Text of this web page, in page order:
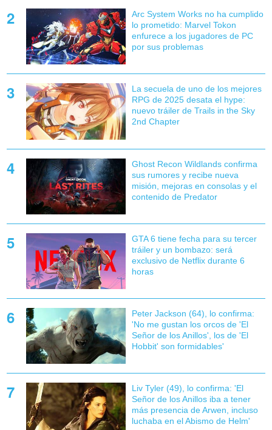
Arc System Works no ha cumplido
lo prometido: Marvel Tokon
enfurece a los jugadores de PC
por sus problemas
La secuela de uno de los mejores
RPG de 2025 desata el hype:
nuevo tráiler de Trails in the Sky
2nd Chapter
Ghost Recon Wildlands confirma
sus rumores y recibe nueva
misión, mejoras en consolas y el
contenido de Predator
GTA 6 tiene fecha para su tercer
tráiler y un bombazo: será
exclusivo de Netflix durante 6
horas
Peter Jackson (64), lo confirma:
'No me gustan los orcos de 'El
Señor de los Anillos', los de 'El
Hobbit' son formidables'
Liv Tyler (49), lo confirma: 'El
Señor de los Anillos iba a tener
más presencia de Arwen, incluso
luchaba en el Abismo de Helm'